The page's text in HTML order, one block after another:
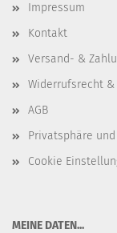
Impressum
Kontakt
Versand- &
Widerrufsrecht
AGB
Privatsphäre
Cookie
​MEINE DATEN...